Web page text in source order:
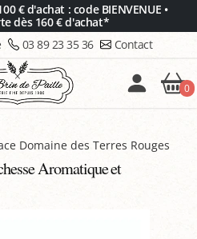
€ d'achat : code BIENVENUE •
dès 160 € d'achat*
03 89 23 35 36 Contact
0
Domaine des Terres Rouges
Aromatique et